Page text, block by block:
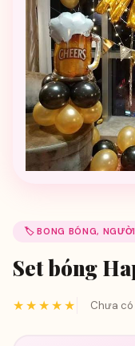
🏷️ BONG BÓNG,
Set bóng
★★★★★ Chưa